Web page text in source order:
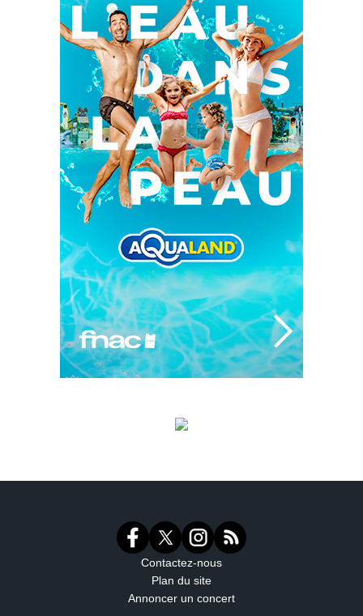
Contactez-nous
Plan du site
Annoncer un concert